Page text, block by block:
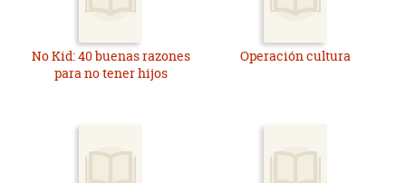
No Kid: 40 buenas razones
para no tener hijos
Operación cultura